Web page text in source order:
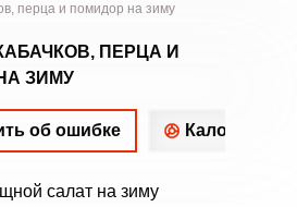
перца и помидор на зиму
ПЕРЦА И
ЗИМУ
об ошибке
салат на зиму